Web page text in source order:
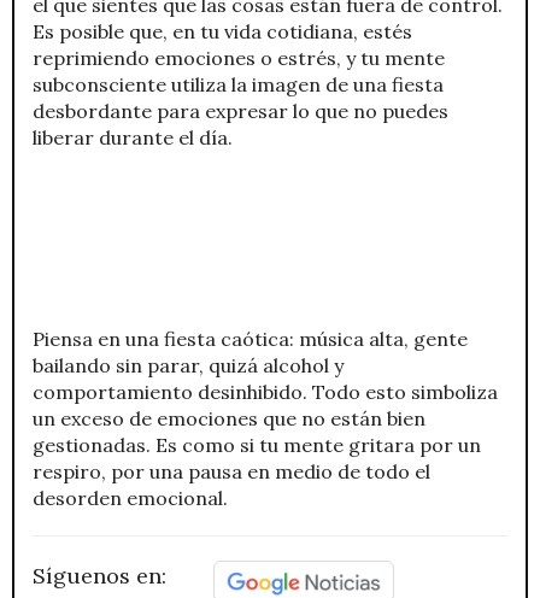
Es posible que, en tu vida cotidiana, estés
reprimiendo emociones o estrés, y tu mente
subconsciente utiliza la imagen de una fiesta
desbordante para expresar lo que no puedes
liberar durante el día.
Piensa en una fiesta caótica: música alta, gente
bailando sin parar, quizá alcohol y
comportamiento desinhibido. Todo esto simboliza
un exceso de emociones que no están bien
gestionadas. Es como si tu mente gritara por un
respiro, por una pausa en medio de todo el
desorden emocional.
Síguenos en: